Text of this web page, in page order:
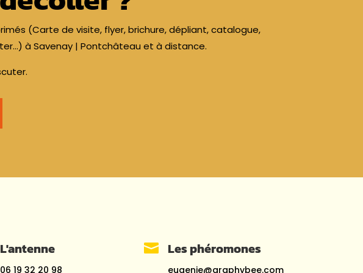
(Carte de visite, flyer, brichure, dépliant, catalogue,
à Savenay | Pontchâteau et à distance.
L'antenne
06 19 32 20 98
 Les phéromones
eugenie@graphybee.com